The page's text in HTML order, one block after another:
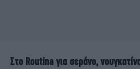
Στο Routina για σεράνο,